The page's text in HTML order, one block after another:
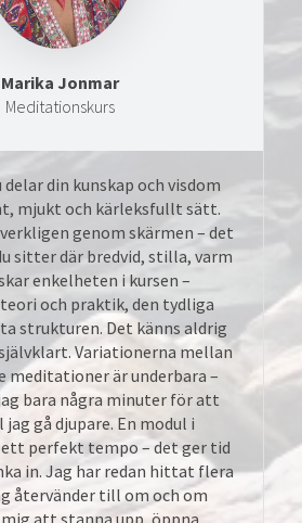
Marika Jonmar
Meditationskurs
din kunskap och visdom
mjukt och kärleksfullt sätt.
genom skärmen – det
sitter där bredvid, stilla, varm
enkelheten i kursen –
och praktik, den tydliga
strukturen. Det känns aldrig
Variationerna mellan
meditationer är underbara –
bara några minuter för att
gå djupare. En modul i
ett perfekt tempo – det ger tid
in. Jag har redan hittat flera
återvänder till om och om
att stanna upp, öppna